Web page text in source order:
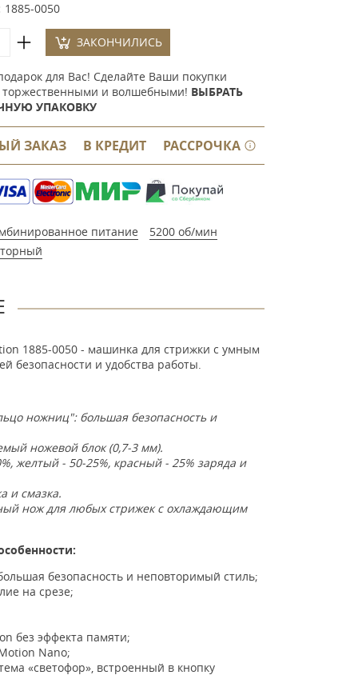
1885-0050
ЗАКОНЧИЛИСЬ
для Вас! Сделайте Ваши покупки
торжественными и волшебными! ВЫБРАТЬ
УПАКОВКУ
ЗАКАЗ В КРЕДИТ РАССРОЧКА
питание
5200 об/мин
1885-0050 - машинка для стрижки с умным
и удобства работы.
ножниц": большая безопасность и
ножевой блок (0,7-3 мм).
желтый - 50-25%, красный - 25% заряда и
и смазка.
нож для любых стрижек с охлаждающим
безопасность и неповторимый стиль;
на срезе;
без эффекта памяти;
Nano;
«светофор», встроенный в кнопку